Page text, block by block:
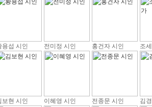
용섭 시인 전미정 시인 홍건자 시인 조
보현 시인 이혜영 시인 전종문 시인 김